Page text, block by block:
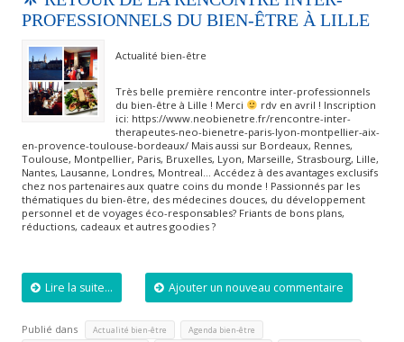
PROFESSIONNELS DU BIEN-ÊTRE À LILLE
Actualité bien-être
Très belle première rencontre inter-professionnels
du bien-être à Lille ! Merci
rdv en avril ! Inscription
ici: https://www.neobienetre.fr/rencontre-inter-
therapeutes-neo-bienetre-paris-lyon-montpellier-aix-
en-provence-toulouse-bordeaux/ Mais aussi sur Bordeaux, Rennes,
Toulouse, Montpellier, Paris, Bruxelles, Lyon, Marseille, Strasbourg, Lille,
Nantes, Lausanne, Londres, Montreal… Accédez à des avantages exclusifs
chez nos partenaires aux quatre coins du monde ! Passionnés par les
thématiques du bien-être, des médecines douces, du développement
personnel et de voyages éco-responsables? Friants de bons plans,
réductions, cadeaux et autres goodies ?
Lire la suite... Ajouter un nouveau commentaire
Publié dans Actualité bien-être Agenda bien-être